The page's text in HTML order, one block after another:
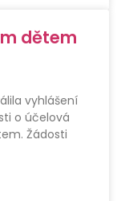
dětem
vyhlášení
o účelová
Žádosti